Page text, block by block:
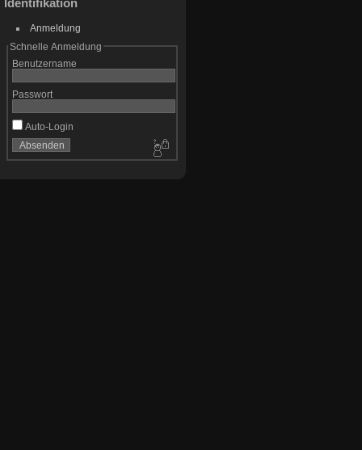
Identifikation
Anmeldung
Schnelle Anmeldung
Benutzername
Passwort
Auto-Login